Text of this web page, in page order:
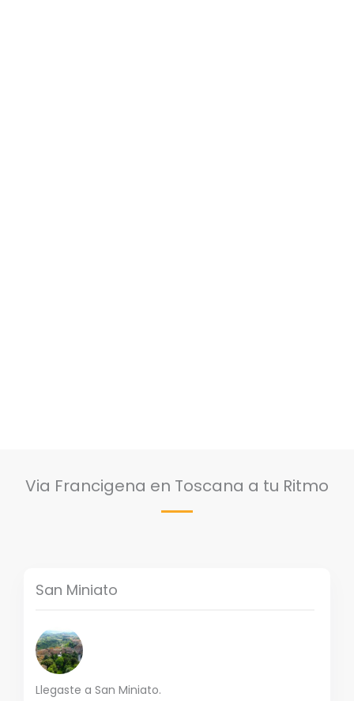
Via Francigena en Toscana a tu Ritmo
San Miniato
Llegaste a San Miniato.